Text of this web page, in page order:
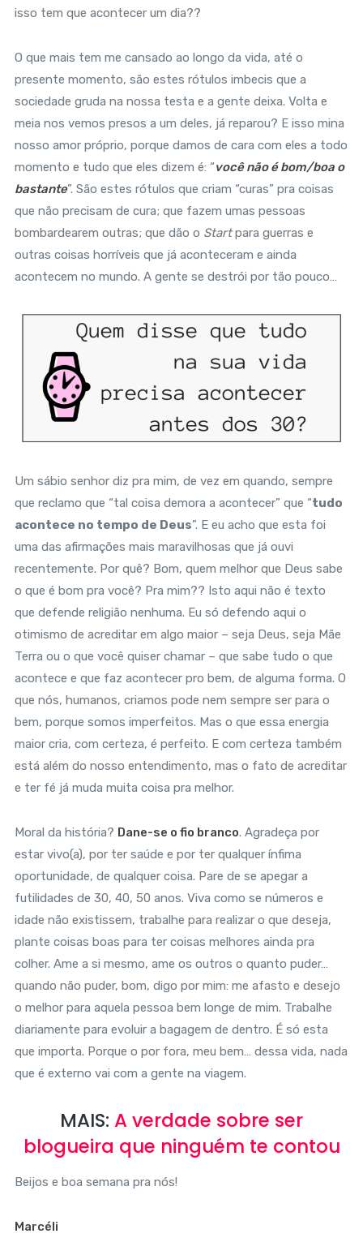
isso tem que acontecer um dia??
O que mais tem me cansado ao longo da vida, até o
presente momento, são estes rótulos imbecis que a
sociedade gruda na nossa testa e a gente deixa. Volta e
meia nos vemos presos a um deles, já reparou? E isso mina
nosso amor próprio, porque damos de cara com eles a todo
momento e tudo que eles dizem é: “você não é bom/boa o
bastante”. São estes rótulos que criam “curas” pra coisas
que não precisam de cura; que fazem umas pessoas
bombardearem outras; que dão o Startpara guerras e
outras coisas horríveis que já aconteceram e ainda
acontecem no mundo. A gente se destrói por tão pouco…
Um sábio senhor diz pra mim, de vez em quando, sempre
que reclamo que “tal coisa demora a acontecer” que “tudo
acontece no tempo de Deus”. E eu acho que esta foi
uma das afirmações mais maravilhosas que já ouvi
recentemente. Por quê? Bom, quem melhor que Deus sabe
o que é bom pra você? Pra mim?? Isto aqui não é texto
que defende religião nenhuma. Eu só defendo aqui o
otimismo de acreditar em algo maior – seja Deus, seja Mãe
Terra ou o que você quiser chamar – que sabe tudo o que
acontece e que faz acontecer pro bem, de alguma forma. O
que nós, humanos, criamos pode nem sempre ser para o
bem, porque somos imperfeitos. Mas o que essa energia
maior cria, com certeza, é perfeito. E com certeza também
está além do nosso entendimento, mas o fato de acreditar
e ter fé já muda muita coisa pra melhor.
Moral da história? Dane-se o fio branco. Agradeça por
estar vivo(a), por ter saúde e por ter qualquer ínfima
oportunidade, de qualquer coisa. Pare de se apegar a
futilidades de 30, 40, 50 anos. Viva como se números e
idade não existissem, trabalhe para realizar o que deseja,
plante coisas boas para ter coisas melhores ainda pra
colher. Ame a si mesmo, ame os outros o quanto puder…
quando não puder, bom, digo por mim: me afasto e desejo
o melhor para aquela pessoa bem longe de mim. Trabalhe
diariamente para evoluir a bagagem de dentro. É só esta
que importa. Porque o por fora, meu bem… dessa vida, nada
que é externo vai com a gente na viagem.
MAIS: A verdade sobre ser
blogueira que ninguém te contou
Beijos e boa semana pra nós!
Marcéli